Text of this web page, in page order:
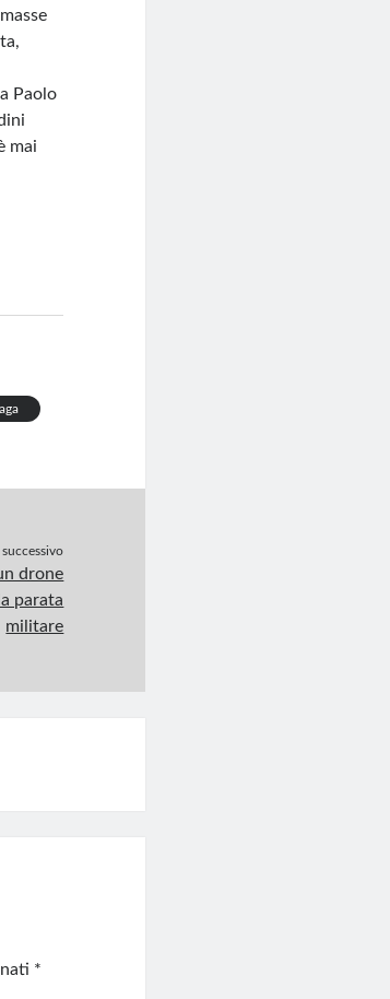
Paolo
mai
drone
parata
militare
*